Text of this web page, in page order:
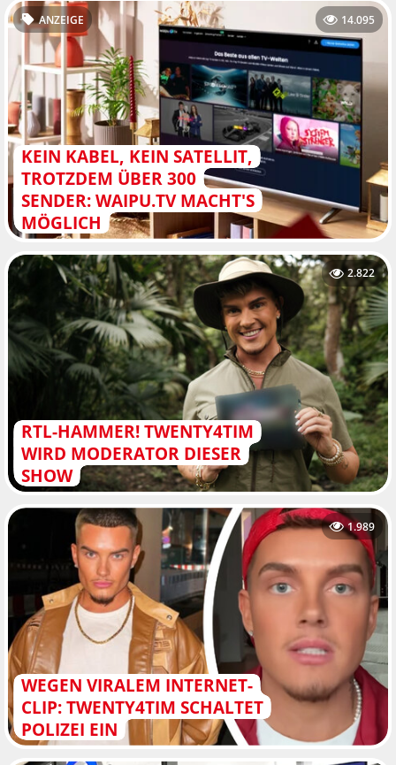
KEIN KABEL, KEIN SATELLIT,
TROTZDEM ÜBER 300
SENDER: WAIPU.TV MACHT'S
MÖGLICH
ANZEIGE 14.095
RTL-HAMMER! TWENTY4TIM
WIRD MODERATOR DIESER
SHOW
2.822
WEGEN VIRALEM INTERNET-
CLIP: TWENTY4TIM SCHALTET
POLIZEI EIN
1.989